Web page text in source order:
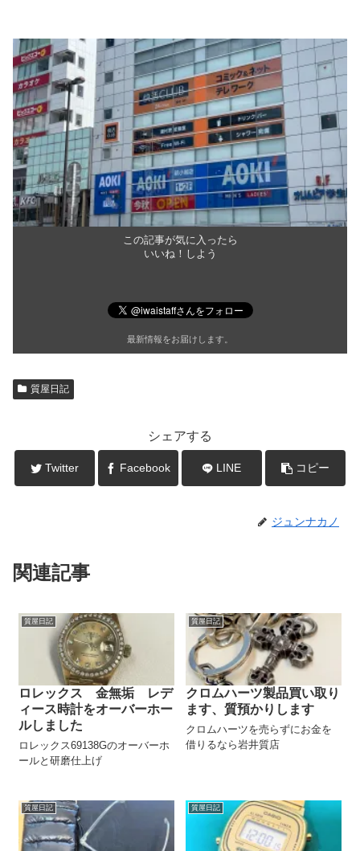
この記事が気に入ったら
いいね！しよう
最新情報をお届けします。
質屋日記
シェアする
Twitter Facebook LINE コピー
ジュンナカノ
関連記事
質屋日記
ロレックス 金無垢 レデ
ィース時計をオーバーホー
ルしました
ロレックス69138Gのオーバーホ
ールと研磨仕上げ
質屋日記
クロムハーツ製品買い取り
ます、質預かりします
クロムハーツを売らずにお金を
借りるなら岩井質店
質屋日記 質屋日記